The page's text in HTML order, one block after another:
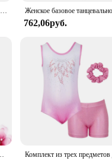
Балетное платье-пачка iEFiEL, с длинным рукавом, для девочек
762,06руб.
пачка, одежда для классических танцев, юбка с коротким рукавом